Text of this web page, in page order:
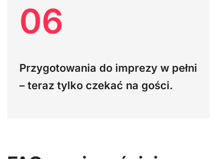
06
Przygotowania do imprezy w pełni
– teraz tylko czekać na gości.